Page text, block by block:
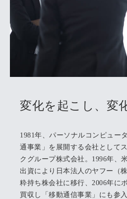
変化を起こし、変
1981年、パーソナルコンピュー
通事業」を展開する会社として
クグループ株式会社。1996年、
出資により日本法人のヤフー（
粋持ち株会社に移行、2006年に
買収し「移動通信事業」にも参